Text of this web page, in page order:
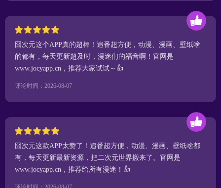
囧次元这个APP真的超棒！追番超方便，动漫、漫画、壁纸啥
的都有，每天更新超及时，漫迷们的福音啊！官网是
www.jocyapp.cn，推荐大家试试～👍
评论时间：2026-08-07
囧次元这款APP太赞了！追番超方便，动漫、漫画、壁纸啥都
有，每天更新最新资源，把二次元世界搬来了。官网是
www.jocyapp.cn，推荐给所有漫迷！👍